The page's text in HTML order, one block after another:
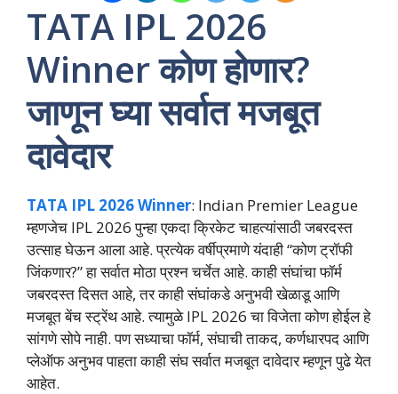
TATA IPL 2026
Winner कोण होणार?
जाणून घ्या सर्वात मजबूत
दावेदार
TATA IPL 2026 Winner: Indian Premier League
म्हणजेच IPL 2026 पुन्हा एकदा क्रिकेट चाहत्यांसाठी जबरदस्त
उत्साह घेऊन आला आहे. प्रत्येक वर्षीप्रमाणे यंदाही “कोण ट्रॉफी
जिंकणार?” हा सर्वात मोठा प्रश्न चर्चेत आहे. काही संघांचा फॉर्म
जबरदस्त दिसत आहे, तर काही संघांकडे अनुभवी खेळाडू आणि
मजबूत बेंच स्ट्रेंथ आहे. त्यामुळे IPL 2026 चा विजेता कोण होईल हे
सांगणे सोपे नाही. पण सध्याचा फॉर्म, संघाची ताकद, कर्णधारपद आणि
प्लेऑफ अनुभव पाहता काही संघ सर्वात मजबूत दावेदार म्हणून पुढे येत
आहेत.